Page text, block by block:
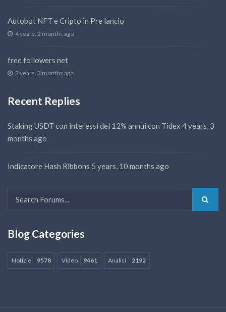
Autobot NFT e Cripto in Pre lancio
4 years, 2 months ago
free followers net
2 years, 3 months ago
Recent Replies
Staking USDT con interessi del 12% annui con Tidex 4 years, 3
months ago
Indicatore Hash Ribbons 5 years, 10 months ago
Blog Categories
Notizie 9578 Video 9461 Analisi 2192